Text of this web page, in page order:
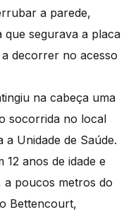
a parede,
que segurava a placa
decorrer no acesso
na cabeça uma
socorrida no local
a Unidade de Saúde.
anos de idade e
a poucos metros do
Bettencourt,